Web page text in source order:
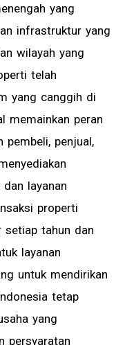
yang
infrastruktur yang
wilayah yang
telah
yang canggih di
memainkan peran
pembeli, penjual,
layanan
properti
setiap tahun dan
layanan
untuk mendirikan
tetap
yang
persyaratan